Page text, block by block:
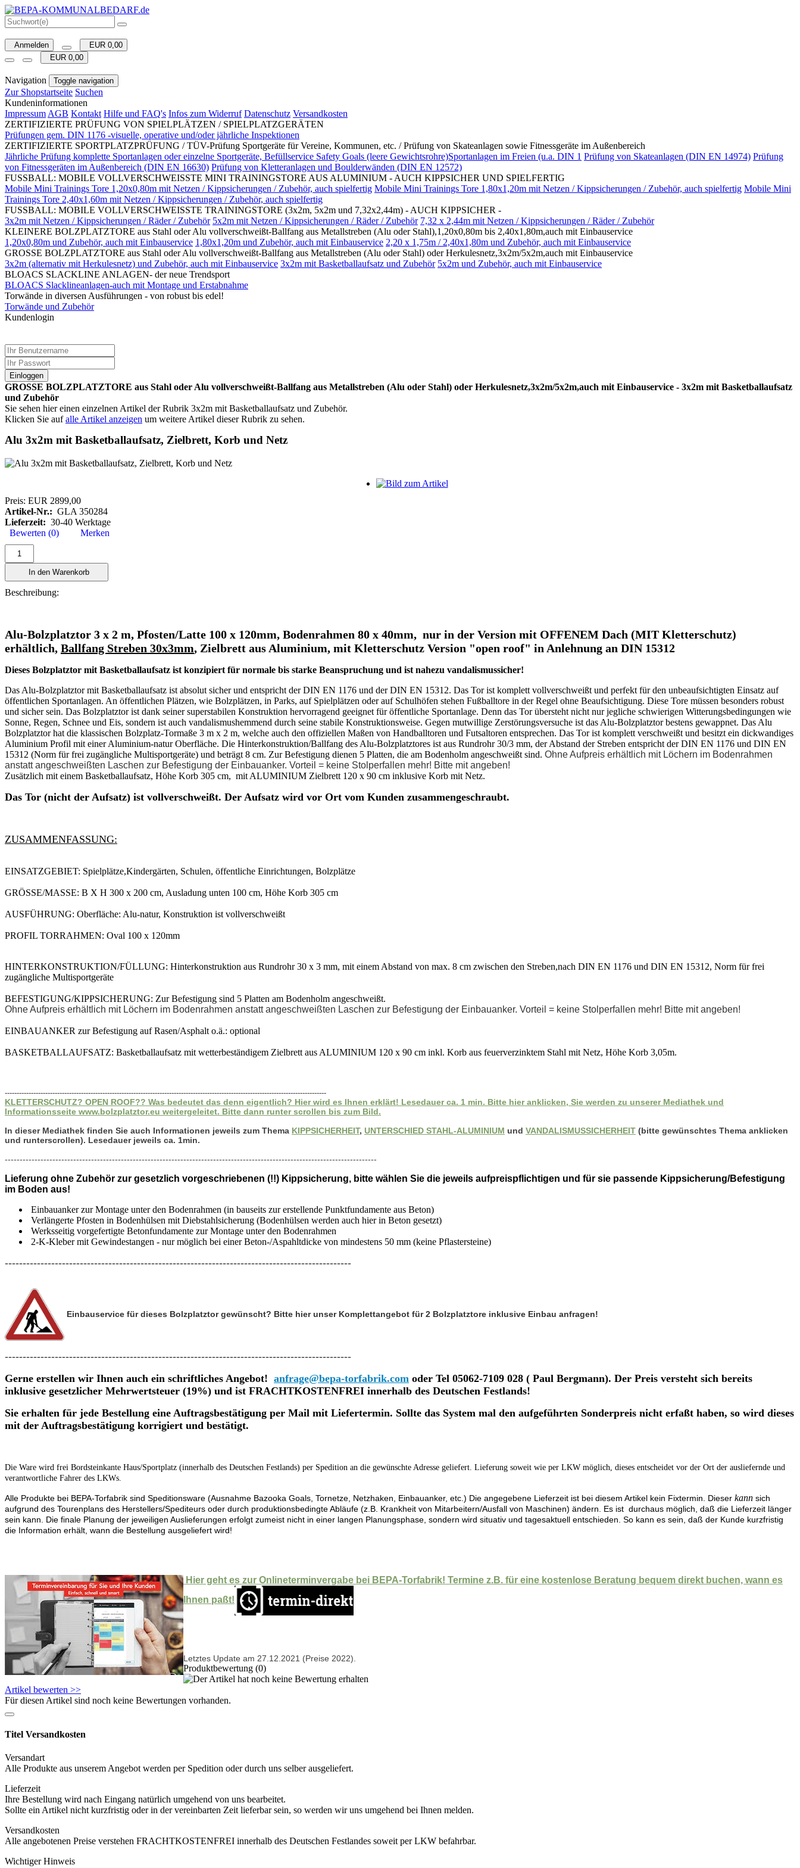
Anmelden
EUR 0,00
EUR 0,00
Navigation Toggle navigation
Zur Shopstartseite Suchen
Kundeninformationen
Impressum AGB Kontakt Hilfe und FAQ's Infos zum Widerruf Datenschutz Versandkosten
ZERTIFIZIERTE PRÜFUNG VON SPIELPLÄTZEN / SPIELPLATZGERÄTEN
Prüfungen gem. DIN 1176 -visuelle, operative und/oder jährliche Inspektionen
ZERTIFIZIERTE SPORTPLATZPRÜFUNG / TÜV-Prüfung Sportgeräte für Vereine, Kommunen, etc. / Prüfung von Skateanlagen sowie Fitnessgeräte im Außenbereich
Jährliche Prüfung komplette Sportanlagen oder einzelne Sportgeräte, Befüllservice Safety Goals (leere Gewichtsrohre)Sportanlagen im Freien (u.a. DIN 1 Prüfung von Skateanlagen (DIN EN 14974) Prüfung
von Fitnessgeräten im Außenbereich (DIN EN 16630) Prüfung von Kletteranlagen und Boulderwänden (DIN EN 12572)
FUSSBALL: MOBILE VOLLVERSCHWEISSTE MINI TRAININGSTORE AUS ALUMINIUM - AUCH KIPPSICHER UND SPIELFERTIG
Mobile Mini Trainings Tore 1,20x0,80m mit Netzen / Kippsicherungen / Zubehör, auch spielfertig Mobile Mini Trainings Tore 1,80x1,20m mit Netzen / Kippsicherungen / Zubehör, auch spielfertig Mobile Mini
Trainings Tore 2,40x1,60m mit Netzen / Kippsicherungen / Zubehör, auch spielfertig
FUSSBALL: MOBILE VOLLVERSCHWEISSTE TRAININGSTORE (3x2m, 5x2m und 7,32x2,44m) - AUCH KIPPSICHER -
3x2m mit Netzen / Kippsicherungen / Räder / Zubehör 5x2m mit Netzen / Kippsicherungen / Räder / Zubehör 7,32 x 2,44m mit Netzen / Kippsicherungen / Räder / Zubehör
KLEINERE BOLZPLATZTORE aus Stahl oder Alu vollverschweißt-Ballfang aus Metallstreben (Alu oder Stahl),1,20x0,80m bis 2,40x1,80m,auch mit Einbauservice
1,20x0,80m und Zubehör, auch mit Einbauservice 1,80x1,20m und Zubehör, auch mit Einbauservice 2,20 x 1,75m / 2,40x1,80m und Zubehör, auch mit Einbauservice
GROSSE BOLZPLATZTORE aus Stahl oder Alu vollverschweißt-Ballfang aus Metallstreben (Alu oder Stahl) oder Herkulesnetz,3x2m/5x2m,auch mit Einbauservice
3x2m (alternativ mit Herkulesnetz) und Zubehör, auch mit Einbauservice 3x2m mit Basketballaufsatz und Zubehör 5x2m und Zubehör, auch mit Einbauservice
BLOACS SLACKLINE ANLAGEN- der neue Trendsport
BLOACS Slacklineanlagen-auch mit Montage und Erstabnahme
Torwände in diversen Ausführungen - von robust bis edel!
Torwände und Zubehör
Kundenlogin
Einloggen
GROSSE BOLZPLATZTORE aus Stahl oder Alu vollverschweißt-Ballfang aus Metallstreben (Alu oder Stahl) oder Herkulesnetz,3x2m/5x2m,auch mit Einbauservice - 3x2m mit Basketballaufsatz
und Zubehör
Sie sehen hier einen einzelnen Artikel der Rubrik 3x2m mit Basketballaufsatz und Zubehör.
Klicken Sie aufalle Artikel anzeigen um weitere Artikel dieser Rubrik zu sehen.
Alu 3x2m mit Basketballaufsatz, Zielbrett, Korb und Netz
Preis: EUR 2899,00
Artikel-Nr.: GLA 350284
Lieferzeit: 30-40 Werktage
Bewerten (0)
Merken
In den Warenkorb
Beschreibung:
Alu-Bolzplatztor 3 x 2 m, Pfosten/Latte 100 x 120mm, Bodenrahmen 80 x 40mm, nur in der Version mit OFFENEM Dach (MIT Kletterschutz)
erhältlich, Ballfang Streben 30x3mm, Zielbrett aus Aluminium, mit Kletterschutz Version "open roof" in Anlehnung an DIN 15312
Dieses Bolzplatztor mit Basketballaufsatz ist konzipiert für normale bis starke Beanspruchung und ist nahezu vandalismussicher!
Das Alu-Bolzplatztor mit Basketballaufsatz ist absolut sicher und entspricht der DIN EN 1176 und der DIN EN 15312. Das Tor ist komplett vollverschweißt und perfekt für den unbeaufsichtigten Einsatz auf
öffentlichen Sportanlagen. An öffentlichen Plätzen, wie Bolzplätzen, in Parks, auf Spielplätzen oder auf Schulhöfen stehen Fußballtore in der Regel ohne Beaufsichtigung. Diese Tore müssen besonders robust
und sicher sein. Das Bolzplatztor ist dank seiner superstabilen Konstruktion hervorragend geeignet für öffentliche Sportanlage. Denn das Tor übersteht nicht nur jegliche schwierigen Witterungsbedingungen wie
Sonne, Regen, Schnee und Eis, sondern ist auch vandalismushemmend durch seine stabile Konstruktionsweise. Gegen mutwillige Zerstörungsversuche ist das Alu-Bolzplatztor bestens gewappnet. Das Alu
Bolzplatztor hat die klassischen Bolzplatz-Tormaße 3 m x 2 m, welche auch den offiziellen Maßen von Handballtoren und Futsaltoren entsprechen. Das Tor ist komplett verschweißt und besitzt ein dickwandiges
Aluminium Profil mit einer Aluminium-natur Oberfläche. Die Hinterkonstruktion/Ballfang des Alu-Bolzplatztores ist aus Rundrohr 30/3 mm, der Abstand der Streben entspricht der DIN EN 1176 und DIN EN
15312 (Norm für frei zugängliche Multisportgeräte) und beträgt 8 cm. Zur Befestigung dienen 5 Platten, die am Bodenholm angeschweißt sind. Ohne Aufpreis erhältlich mit Löchern im Bodenrahmen
anstatt angeschweißten Laschen zur Befestigung der Einbauanker. Vorteil = keine Stolperfallen mehr! Bitte mit angeben!
Zusätzlich mit einem Basketballaufsatz, Höhe Korb 305 cm, mit ALUMINIUM Zielbrett 120 x 90 cm inklusive Korb mit Netz.
Das Tor (nicht der Aufsatz) ist vollverschweißt. Der Aufsatz wird vor Ort vom Kunden zusammengeschraubt.
ZUSAMMENFASSUNG:
EINSATZGEBIET: Spielplätze,Kindergärten, Schulen, öffentliche Einrichtungen, Bolzplätze
GRÖSSE/MASSE: B X H 300 x 200 cm, Ausladung unten 100 cm, Höhe Korb 305 cm
AUSFÜHRUNG: Oberfläche: Alu-natur, Konstruktion ist vollverschweißt
PROFIL TORRAHMEN: Oval 100 x 120mm
HINTERKONSTRUKTION/FÜLLUNG: Hinterkonstruktion aus Rundrohr 30 x 3 mm, mit einem Abstand von max. 8 cm zwischen den Streben,nach DIN EN 1176 und DIN EN 15312, Norm für frei
zugängliche Multisportgeräte
BEFESTIGUNG/KIPPSICHERUNG: Zur Befestigung sind 5 Platten am Bodenholm angeschweißt.
Ohne Aufpreis erhältlich mit Löchern im Bodenrahmen anstatt angeschweißten Laschen zur Befestigung der Einbauanker. Vorteil = keine Stolperfallen mehr! Bitte mit angeben!
EINBAUANKER zur Befestigung auf Rasen/Asphalt o.ä.: optional
BASKETBALLAUFSATZ: Basketballaufsatz mit wetterbeständigem Zielbrett aus ALUMINIUM 120 x 90 cm inkl. Korb aus feuerverzinktem Stahl mit Netz, Höhe Korb 3,05m.
---------------------------------------------------------------------------------------------------------------------------------------
KLETTERSCHUTZ? OPEN ROOF?? Was bedeutet das denn eigentlich? Hier wird es Ihnen erklärt! Lesedauer ca. 1 min. Bitte hier anklicken, Sie werden zu unserer Mediathek und
Informationsseite www.bolzplatztor.eu weitergeleitet. Bitte dann runter scrollen bis zum Bild.
In dieser Mediathek finden Sie auch Informationen jeweils zum Thema KIPPSICHERHEIT, UNTERSCHIED STAHL-ALUMINIUM und VANDALISMUSSICHERHEIT (bitte gewünschtes Thema anklicken
und runterscrollen). Lesedauer jeweils ca. 1min.
-----------------------------------------------------------------------------------------------------------------------------
Lieferung ohne Zubehör zur gesetzlich vorgeschriebenen (!!) Kippsicherung, bitte wählen Sie die jeweils aufpreispflichtigen und für sie passende Kippsicherung/Befestigung
im Boden aus!
Einbauanker zur Montage unter den Bodenrahmen (in bauseits zur erstellende Punktfundamente aus Beton)
Verlängerte Pfosten in Bodenhülsen mit Diebstahlsicherung (Bodenhülsen werden auch hier in Beton gesetzt)
Werksseitig vorgefertigte Betonfundamente zur Montage unter den Bodenrahmen
2-K-Kleber mit Gewindestangen - nur möglich bei einer Beton-/Aspahltdicke von mindestens 50 mm (keine Pflastersteine)
-------------------------------------------------------------------------------------------------
Einbauservice für dieses Bolzplatztor gewünscht? Bitte hier unser Komplettangebot für 2 Bolzplatztore inklusive Einbau anfragen!
-------------------------------------------------------------------------------------------------
Gerne erstellen wir Ihnen auch ein schriftliches Angebot! anfrage@bepa-torfabrik.com oder Tel 05062-7109 028 ( Paul Bergmann). Der Preis versteht sich bereits
inklusive gesetzlicher Mehrwertsteuer (19%) und ist FRACHTKOSTENFREI innerhalb des Deutschen Festlands!
Sie erhalten für jede Bestellung eine Auftragsbestätigung per Mail mit Liefertermin. Sollte das System mal den aufgeführten Sonderpreis nicht erfaßt haben, so wird dieses
mit der Auftragsbestätigung korrigiert und bestätigt.
Die Ware wird frei Bordsteinkante Haus/Sportplatz (innerhalb des Deutschen Festlands) per Spedition an die gewünschte Adresse geliefert. Lieferung soweit wie per LKW möglich, dieses entscheidet vor der Ort der ausliefernde und
verantwortliche Fahrer des LKWs.
Alle Produkte bei BEPA-Torfabrik sind Speditionsware (Ausnahme Bazooka Goals, Tornetze, Netzhaken, Einbauanker, etc.) Die angegebene Lieferzeit ist bei diesem Artikel kein Fixtermin. Dieser kann sich
aufgrund des Tourenplans des Herstellers/Spediteurs oder durch produktionsbedingte Abläufe (z.B. Krankheit von Mitarbeitern/Ausfall von Maschinen) ändern. Es ist durchaus möglich, daß die Lieferzeit länger
sein kann. Die finale Planung der jeweiligen Auslieferungen erfolgt zumeist nicht in einer langen Planungsphase, sondern wird situativ und tagesaktuell entschieden. So kann es sein, daß der Kunde kurzfristig
die Information erhält, wann die Bestellung ausgeliefert wird!
Hier geht es zur Onlineterminvergabe bei BEPA-Torfabrik! Termine z.B. für eine kostenlose Beratung bequem direkt buchen, wann es
Ihnen paßt!
Letztes Update am 27.12.2021 (Preise 2022).
Produktbewertung (0)
Artikel bewerten >>
Für diesen Artikel sind noch keine Bewertungen vorhanden.
Titel Versandkosten
Versandart
Alle Produkte aus unserem Angebot werden per Spedition oder durch uns selber ausgeliefert.
Lieferzeit
Ihre Bestellung wird nach Eingang natürlich umgehend von uns bearbeitet.
Sollte ein Artikel nicht kurzfristig oder in der vereinbarten Zeit lieferbar sein, so werden wir uns umgehend bei Ihnen melden.
Versandkosten
Alle angebotenen Preise verstehen FRACHTKOSTENFREI innerhalb des Deutschen Festlandes soweit per LKW befahrbar.
Wichtiger Hinweis